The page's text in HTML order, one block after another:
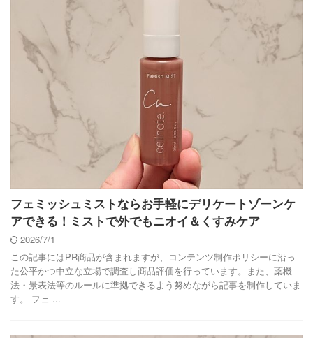
フェミッシュミストならお手軽にデリケートゾーンケ
アできる！ミストで外でもニオイ＆くすみケア
2026/7/1
この記事にはPR商品が含まれますが、コンテンツ制作ポリシーに沿っ
た公平かつ中立な立場で調査し商品評価を行っています。また、薬機
法・景表法等のルールに準拠できるよう努めながら記事を制作していま
す。 フェ ...